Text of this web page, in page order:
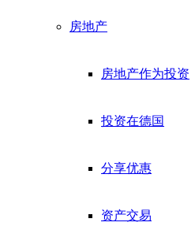
房地产
房地产作为投资
投资在德国
分享优惠
资产交易